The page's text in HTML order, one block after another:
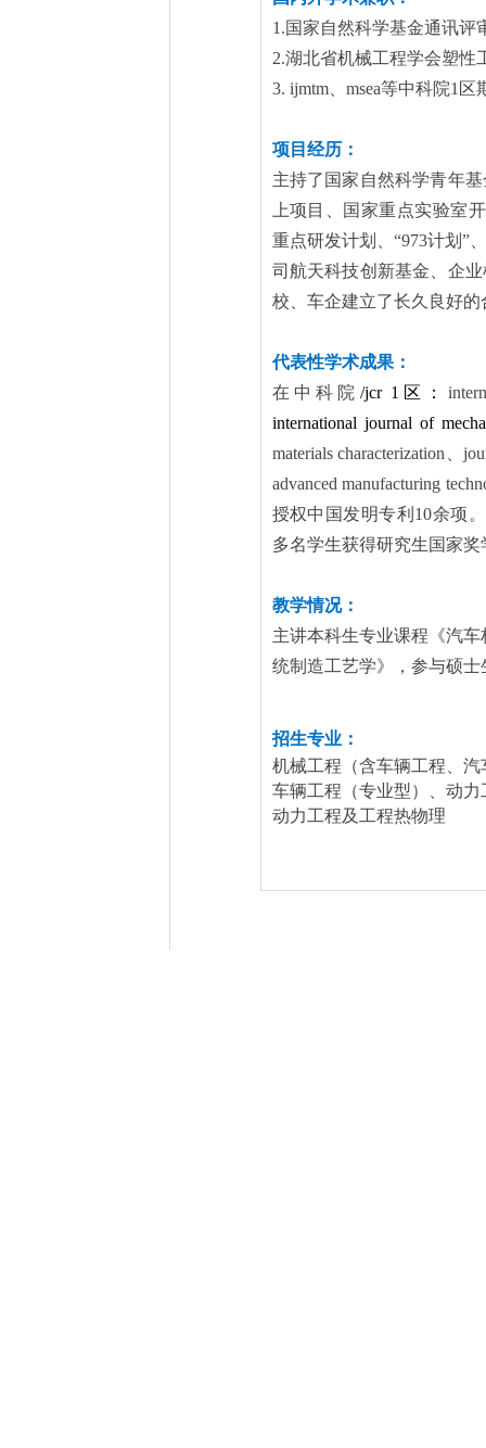
1.国家自然科学基金通讯评
2.湖北省机械工程学会塑性
3. ijmtm、 msea等中科院1 区
项目经历：
主持了国家自然科学青年
上项目、国家重点实验室
重点研发计划、“973计划”
司航天科技创新基金、企
校、车企建立了长久良好的
代表性学术成果：
在中科院 /jcr 1 区：
international journal of
materials characterization 、
advanced manufacturing
授权中国发明专利 10余项
多名学生获得研究生国家奖
教学情况：
主讲本科生专业课程《汽
统制造工艺学》，参与硕
招生专业：
机械工程（含车辆工程、
车辆工程（专业型）、动力
动力工程及工程热物理